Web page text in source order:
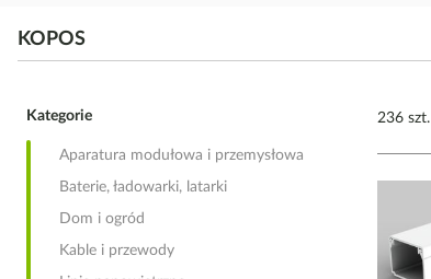
KOPOS
236 szt.
Kategorie
Aparatura modułowa i przemysłowa
Baterie, ładowarki, latarki
Dom i ogród
Kable i przewody